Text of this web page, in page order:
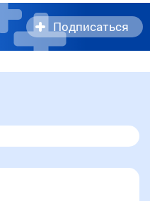
Подписаться